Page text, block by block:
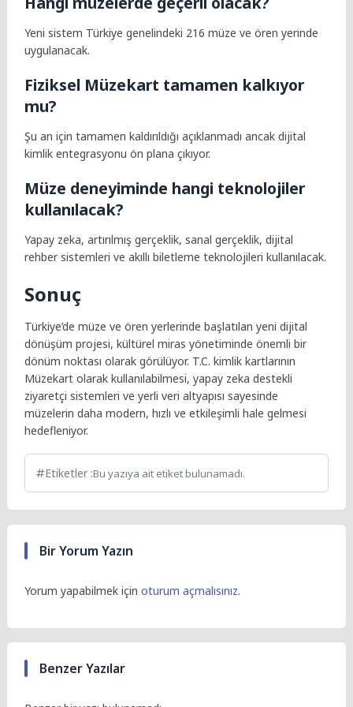
Yeni sistem Türkiye genelindeki 216 müze ve ören yerinde
uygulanacak.
Fiziksel Müzekart tamamen kalkıyor
mu?
Şu an için tamamen kaldırıldığı açıklanmadı ancak dijital
kimlik entegrasyonu ön plana çıkıyor.
Müze deneyiminde hangi teknolojiler
kullanılacak?
Yapay zeka, artırılmış gerçeklik, sanal gerçeklik, dijital
rehber sistemleri ve akıllı biletleme teknolojileri kullanılacak.
Sonuç
Türkiye’de müze ve ören yerlerinde başlatılan yeni dijital
dönüşüm projesi, kültürel miras yönetiminde önemli bir
dönüm noktası olarak görülüyor. T.C. kimlik kartlarının
Müzekart olarak kullanılabilmesi, yapay zeka destekli
ziyaretçi sistemleri ve yerli veri altyapısı sayesinde
müzelerin daha modern, hızlı ve etkileşimli hale gelmesi
hedefleniyor.
Etiketler :Bu yazıya ait etiket bulunamadı.
Bir Yorum Yazın
Yorum yapabilmek içinoturum açmalısınız.
Benzer Yazılar